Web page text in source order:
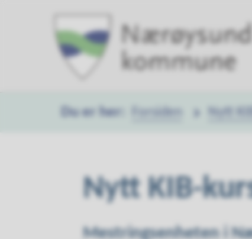
Forsiden Nytt
Nytt KIB-
Mestringsenheten i